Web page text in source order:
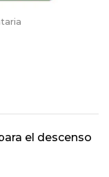
el descenso